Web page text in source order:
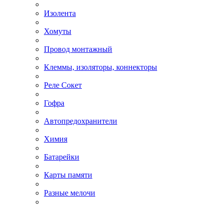
Изолента
Хомуты
Провод монтажный
Клеммы, изоляторы, коннекторы
Реле Сокет
Гофра
Автопредохранители
Химия
Батарейки
Карты памяти
Разные мелочи